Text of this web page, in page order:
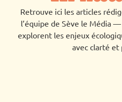
Retrouve ici les articles
l’équipe de Sève le Média
explorent les enjeux
avec clarté et